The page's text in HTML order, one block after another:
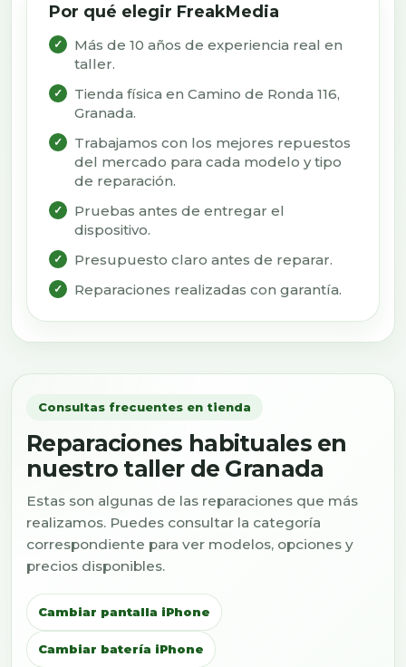
Por qué elegir FreakMedia
Más de 10 años de experiencia real en
taller.
Tienda física en Camino de Ronda 116,
Granada.
Trabajamos con los mejores repuestos
del mercado para cada modelo y tipo
de reparación.
Pruebas antes de entregar el
dispositivo.
Presupuesto claro antes de reparar.
Reparaciones realizadas con garantía.
Consultas frecuentes en tienda
Reparaciones habituales en
nuestro taller de Granada
Estas son algunas de las reparaciones que más
realizamos. Puedes consultar la categoría
correspondiente para ver modelos, opciones y
precios disponibles.
Cambiar pantalla iPhone
Cambiar batería iPhone